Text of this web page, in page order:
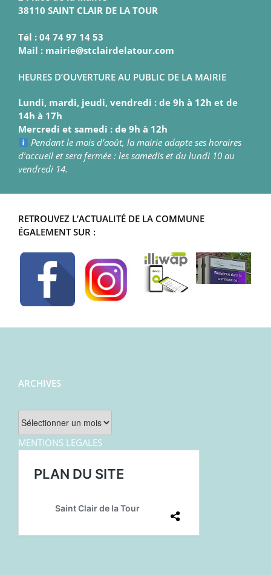
38110 SAINT CLAIR DE LA TOUR
Tél : 04 74 97 14 53
Mail : mairie@stclairdelatour.com
HEURES D’OUVERTURE AU PUBLIC DE LA MAIRIE
Lundi, mardi, jeudi, vendredi : de 9h à 12h et de
14h à 17h
Mercredi et samedi : de 9h à 12h
Pendant le mois d’août, la mairie adapte ses horaires
d’accueil et sera fermée : les samedis et du lundi 10 au
vendredi 14.
RETROUVEZ L’ACTUALITÉ DE LA COMMUNE
ÉGALEMENT SUR :
ARCHIVES
Archives
MENTIONS LEGALES